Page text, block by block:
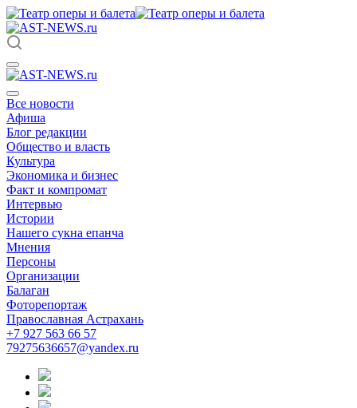
Все новости
Афиша
Блог редакции
Общество и власть
Культура
Экономика и бизнес
Факт и компромат
Интервью
Истории
Нашего сукна епанча
Мнения
Персоны
Организации
Балаган
Фоторепортаж
Православная Астрахань
+7 927 563 66 57
79275636657@yandex.ru